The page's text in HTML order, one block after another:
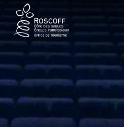
Cookies management panel